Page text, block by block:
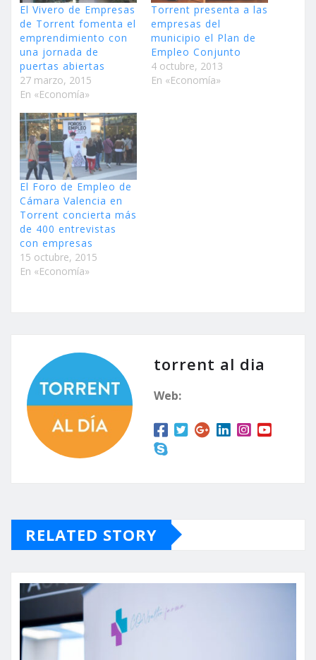
El Vivero de Empresas
de Torrent fomenta el
emprendimiento con
una jornada de
puertas abiertas
27 marzo, 2015
En «Economía»
Torrent presenta a las
empresas del
municipio el Plan de
Empleo Conjunto
4 octubre, 2013
En «Economía»
El Foro de Empleo de
Cámara Valencia en
Torrent concierta más
de 400 entrevistas
con empresas
15 octubre, 2015
En «Economía»
torrent al dia
Web:
RELATED STORY